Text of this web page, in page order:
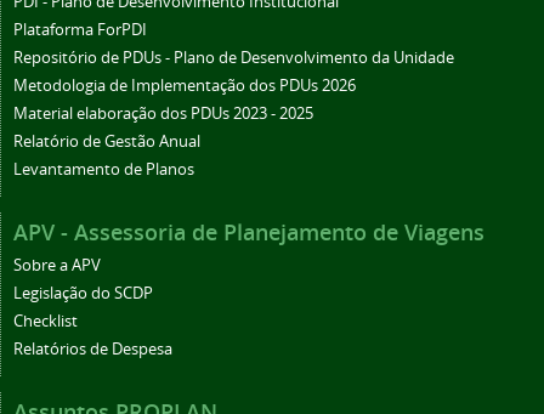
Plataforma ForPDI
Repositório de PDUs - Plano de Desenvolvimento da Unidade
Metodologia de Implementação dos PDUs 2026
Material elaboração dos PDUs 2023 - 2025
Relatório de Gestão Anual
Levantamento de Planos
APV - Assessoria de Planejamento de Viagens
Sobre a APV
Legislação do SCDP
Checklist
Relatórios de Despesa